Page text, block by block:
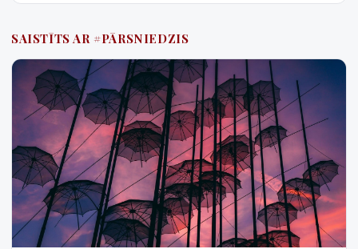
SAISTĪTS AR #PĀRSNIEDZIS